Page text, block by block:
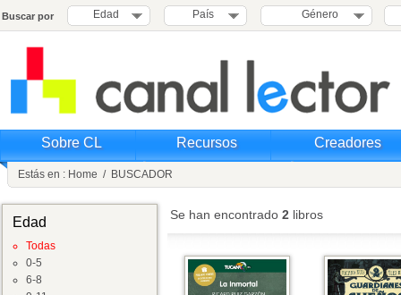
Buscar por Edad País Género
Sobre CL Recursos Creadores
Estás en : Home / BUSCADOR
Edad
Todas
0-5
6-8
Se han encontrado 2 libros